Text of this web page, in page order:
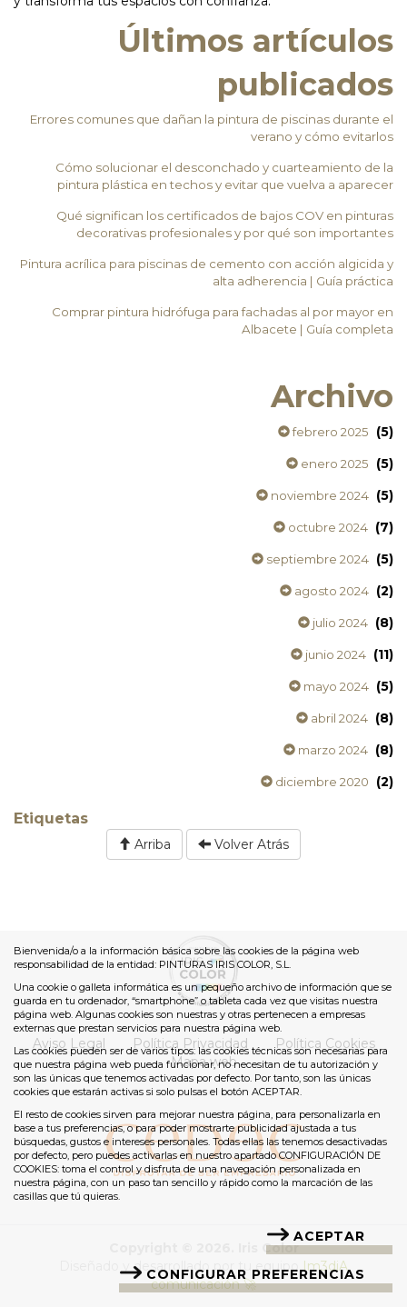
Últimos artículos
publicados
Errores comunes que dañan la pintura de piscinas durante el
verano y cómo evitarlos
Cómo solucionar el desconchado y cuarteamiento de la
pintura plástica en techos y evitar que vuelva a aparecer
Qué significan los certificados de bajos COV en pinturas
decorativas profesionales y por qué son importantes
Pintura acrílica para piscinas de cemento con acción algicida y
alta adherencia | Guía práctica
Comprar pintura hidrófuga para fachadas al por mayor en
Albacete | Guía completa
Archivo
febrero 2025 (5)
enero 2025 (5)
noviembre 2024 (5)
octubre 2024 (7)
septiembre 2024 (5)
agosto 2024 (2)
julio 2024 (8)
junio 2024 (11)
mayo 2024 (5)
abril 2024 (8)
marzo 2024 (8)
diciembre 2020 (2)
Etiquetas
Arriba Volver Atrás
Aviso Legal Política Privacidad
Política Cookies
Mapa web
Copyright © 2026. Iris Color
Diseñado y desarrollado por tu equipoIm3diA
comunicación 🚀
Bienvenida/o a la información básica sobre las cookies de la página web
responsabilidad de la entidad: PINTURAS IRIS COLOR, S.L.
Una cookie o galleta informática es un pequeño archivo de información que se
guarda en tu ordenador, “smartphone” o tableta cada vez que visitas nuestra
página web. Algunas cookies son nuestras y otras pertenecen a empresas
externas que prestan servicios para nuestra página web.
Las cookies pueden ser de varios tipos: las cookies técnicas son necesarias para
que nuestra página web pueda funcionar, no necesitan de tu autorización y
son las únicas que tenemos activadas por defecto. Por tanto, son las únicas
cookies que estarán activas si solo pulsas el botón ACEPTAR.
El resto de cookies sirven para mejorar nuestra página, para personalizarla en
base a tus preferencias, o para poder mostrarte publicidad ajustada a tus
búsquedas, gustos e intereses personales. Todas ellas las tenemos desactivadas
por defecto, pero puedes activarlas en nuestro apartado CONFIGURACIÓN DE
COOKIES: toma el control y disfruta de una navegación personalizada en
nuestra página, con un paso tan sencillo y rápido como la marcación de las
casillas que tú quieras.
ACEPTAR
CONFIGURAR PREFERENCIAS